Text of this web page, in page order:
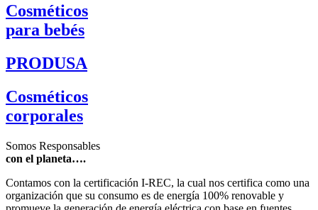
Cosméticos
para bebés
PRODUSA
Cosméticos
corporales
Somos Responsables
con el planeta….
Contamos con la certificación I-REC, la cual nos certifica como una
organización que su consumo es de energía 100% renovable y